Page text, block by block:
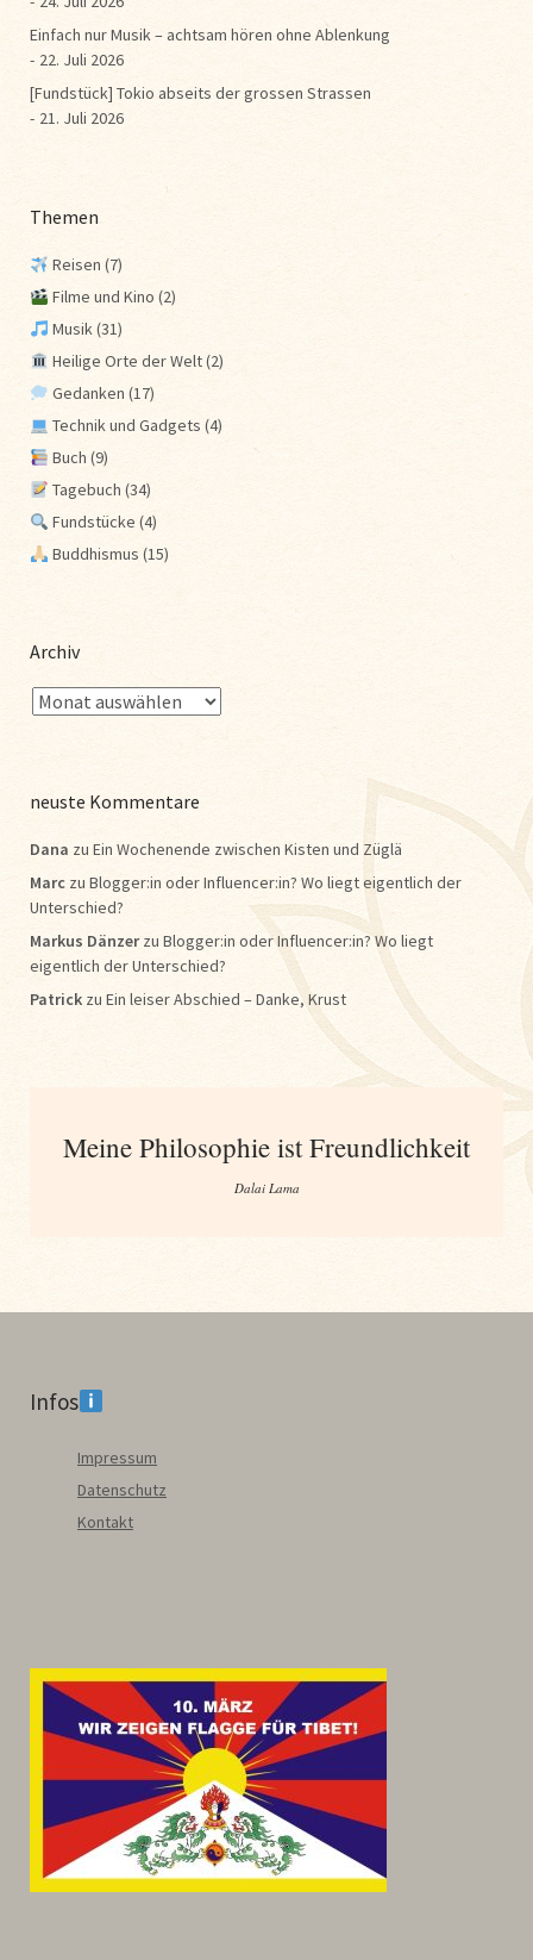
Einfach nur Musik – achtsam hören ohne Ablenkung
22. Juli 2026
[Fundstück] Tokio abseits der grossen Strassen
21. Juli 2026
Themen
Reisen (7)
Filme und Kino (2)
Musik(31)
Heilige Orte der Welt(2)
Gedanken (17)
Technik und Gadgets (4)
Buch (9)
Tagebuch (34)
Fundstücke (4)
Buddhismus (15)
Archiv
neuste Kommentare
Dana zu Ein Wochenende zwischen Kisten und Züglä
Marc zu Blogger:in oder Influencer:in? Wo liegt eigentlich der
Unterschied?
Markus Dänzerzu Blogger:in oder Influencer:in? Wo liegt
eigentlich der Unterschied?
Patrick zu Ein leiser Abschied – Danke, Krust
Meine Philosophie ist Freundlichkeit
Dalai Lama
Infos
Impressum
Datenschutz
Kontakt